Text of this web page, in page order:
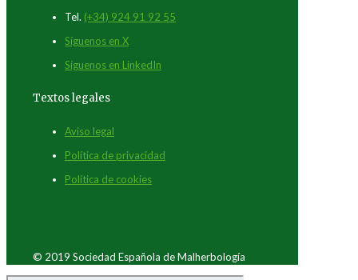
Tel. (+34) 924 91 92 55
Síguenos en X
Síguenos en LinkedIn
Textos legales
Aviso legal
Política de privacidad
Política de cookies
© 2019 Sociedad Española de Malherbología